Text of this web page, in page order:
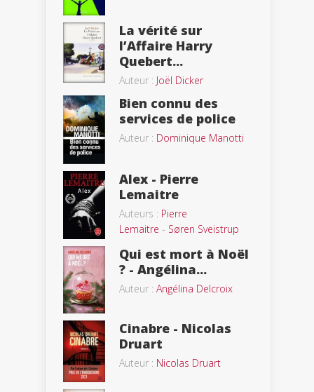
La vérité sur
l’Affaire Harry
Quebert...
Auteur : Joël Dicker
Bien connu des
services de police
Auteur : Dominique Manotti
Alex - Pierre
Lemaitre
Auteurs : Pierre
Lemaitre - Søren Sveistrup
Qui est mort à Noël
? - Angélina...
Auteur : Angélina Delcroix
Cinabre - Nicolas
Druart
Auteur : Nicolas Druart